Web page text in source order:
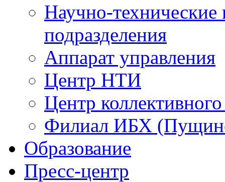
Научно-технические
подразделения
Аппарат управления
Центр НТИ
Центр
Филиал ИБХ
Образование
Пресс-центр